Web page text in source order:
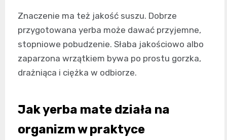
Znaczenie ma też jakość suszu. Dobrze
przygotowana yerba może dawać przyjemne,
stopniowe pobudzenie. Słaba jakościowo albo
zaparzona wrzątkiem bywa po prostu gorzka,
drażniąca i ciężka w odbiorze.
Jak yerba mate działa na
organizm w praktyce